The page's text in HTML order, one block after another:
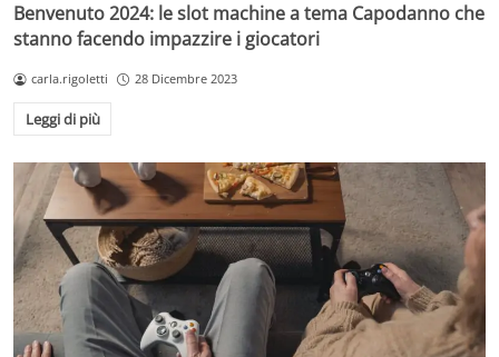
Benvenuto 2024: le slot machine a tema Capodanno che
stanno facendo impazzire i giocatori
carla.rigoletti 28 Dicembre 2023
Leggi di più